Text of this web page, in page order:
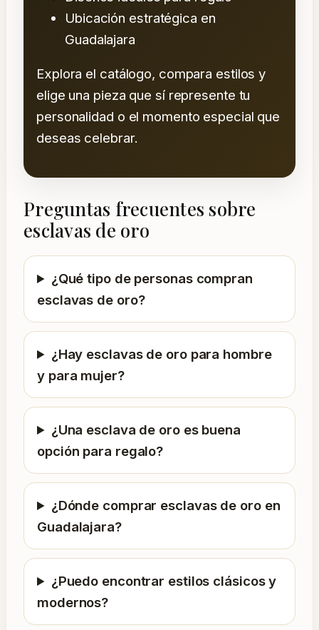
Ubicación estratégica en
Guadalajara
Explora el catálogo, compara estilos y
elige una pieza que sí represente tu
personalidad o el momento especial que
deseas celebrar.
Preguntas frecuentes sobre
esclavas de oro
¿Qué tipo de personas compran
esclavas de oro?
¿Hay esclavas de oro para hombre
y para mujer?
¿Una esclava de oro es buena
opción para regalo?
¿Dónde comprar esclavas de oro en
Guadalajara?
¿Puedo encontrar estilos clásicos y
modernos?